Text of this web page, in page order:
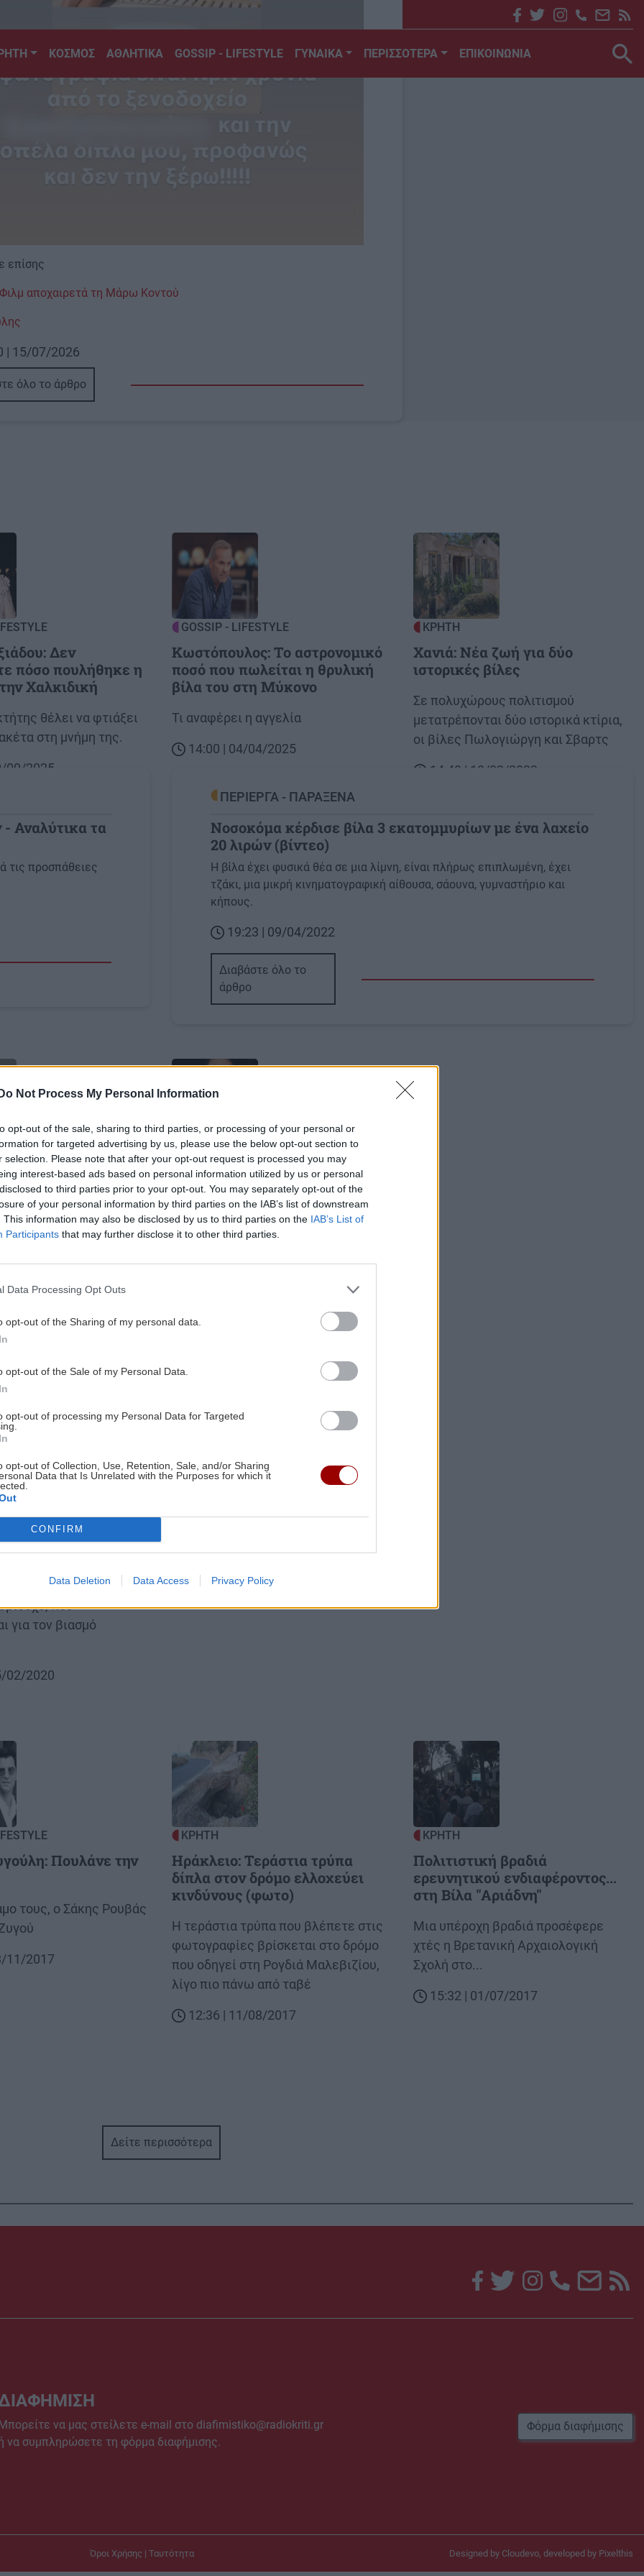
Do Not Process My Personal Information
opt-out of the sale, sharing to third parties, or processing of your personal or
for targeted advertising by us, please use the below opt-out section to
selection. Please note that after your opt-out request is processed you may
interest-based ads based on personal information utilized by us or personal
to third parties prior to your opt-out. You may separately opt-out of the
of your personal information by third parties on the IAB’s list of downstream
This information may also be disclosed by us to third parties on the IAB’s List of
Participants that may further disclose it to other third parties.
Data Processing Opt Outs
opt-out of the Sharing of my personal data.
opt-out of the Sale of my Personal Data.
opt-out of processing my Personal Data for Targeted
opt-out of Collection, Use, Retention, Sale, and/or Sharing
Data that Is Unrelated with the Purposes for which it
CONFIRM
Data Deletion Data Access Privacy Policy
ΚΟΣΜΟΣ ΑΘΛΗΤΙΚΑ GOSSIP - LIFESTYLE ΓΥΝΑΙΚΑ ΠΕΡΙΣΣΟΤΕΡΑ ΕΠΙΚΟΙΝΩΝΙΑ
επίσης
αποχαιρετά τη Μάρω Κοντού
| 15/07/2026
όλο το άρθρο
Δεν
πόσο πουλήθηκε η
Χαλκιδική
θέλει να φτιάξει
στη μνήμη της.
09/2025
GOSSIP - LIFESTYLE
Kωστόπουλος: Το αστρονομικό
ποσό που πωλείται η θρυλική
βίλα του στη Μύκονo
Body
Τι αναφέρει η αγγελία
14:00 | 04/04/2025
Image
ΚΡΗΤΗ
Χανιά: Νέα ζωή για δύο
ιστορικές βίλες
Body
Σε πολυχώρους πολιτισμού
μετατρέπονται δύο ιστορικά κτίρια,
οι βίλες Πωλογιώργη και Σβαρτς
14:49 | 18/03/2023
Αναλύτικα τα
τις προσπάθειες
ΠΕΡΙΕΡΓΑ - ΠΑΡΑΞΕΝΑ
Νοσοκόμα κέρδισε βίλα 3 εκατομμυρίων με ένα λαχείο
20 λιρών (βίντεο)
Η βίλα έχει φυσικά θέα σε μια λίμνη, είναι πλήρως επιπλωμένη, έχει
τζάκι, μια μικρή κινηματογραφική αίθουσα, σάουνα, γυμναστήριο και
κήπους.
19:23 | 09/04/2022
Διαβάστε όλο το
άρθρο
Στα αζήτητα
βίλες και επαύλεις
για ενοικίαση
Image
GOSSIP - LIFESTYLE
Λάκης Γαβαλάς: Η αλήθεια για
την βίλα στη Μύκονο
Body
Τι λέει ο δικηγόρος του
για τον πρίγκιπα
Η σχέση του με
κατηγορείται ότι
με
που
για τον βιασμό
02/2020
Image
Στα χέρια Ρώσου Κροίσου η
τελευταία της πνοή η αείμνηστη Ζωή
Πουλάνε την
τους, ο Σάκης Ρουβάς
11/2017
Image
ΚΡΗΤΗ
Ηράκλειο: Τεράστια τρύπα
δίπλα στον δρόμο ελλοχεύει
κινδύνους (φωτο)
Body
H τεράστια τρύπα που βλέπετε στις
φωτογραφίες βρίσκεται στο δρόμο
που οδηγεί στη Ρογδιά Μαλεβιζίου,
λίγο πιο πάνω από ταβέ
12:36 | 11/08/2017
Image
ΚΡΗΤΗ
Πολιτιστική βραδιά
ερευνητικού ενδιαφέροντος...
στη Βίλα "Αριάδνη"
Body
Μια υπέροχη βραδιά προσέφερε
χτές η Βρετανική Αρχαιολογική
Σχολή στο...
15:32 | 01/07/2017
Δείτε περισσότερα
να μας στείλετε e-mail στο diafimistiko@radiokriti.gr
να συμπληρώσετε τη φόρμα διαφήμισης.
Φόρμα διαφήμισης
Όροι Χρήσης | Ταυτότητα Designed by Cloudevo, developed by Pixelthis